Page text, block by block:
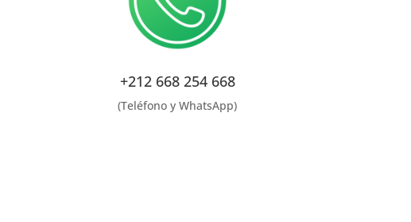
+212 668 254 668
(Teléfono y WhatsApp)